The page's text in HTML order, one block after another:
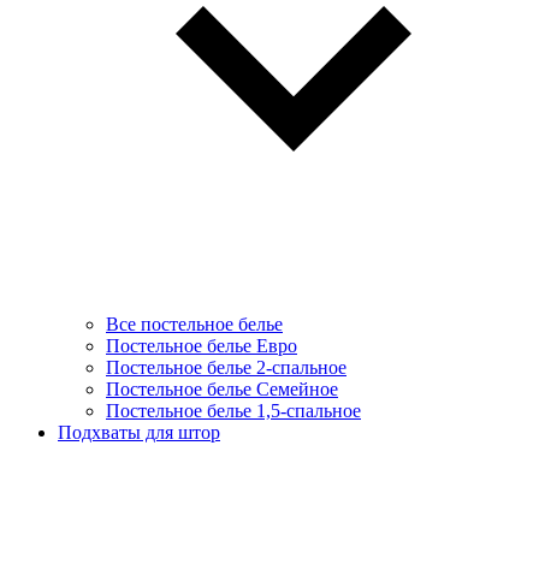
Все постельное белье
Постельное белье Евро
Постельное белье 2-спальное
Постельное белье Семейное
Постельное белье 1,5-спальное
Подхваты для штор